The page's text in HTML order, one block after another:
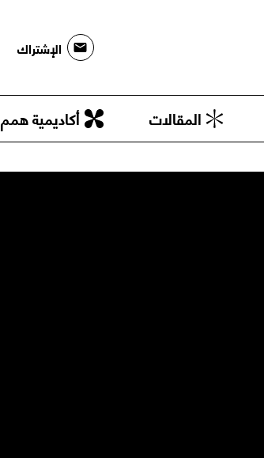
الإشتراك
المقالات أكاديمية همم